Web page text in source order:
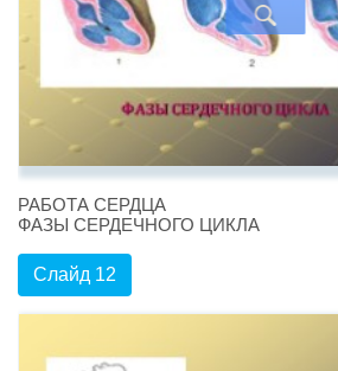
РАБОТА СЕРДЦА
ФАЗЫ СЕРДЕЧНОГО ЦИКЛА
Слайд 12